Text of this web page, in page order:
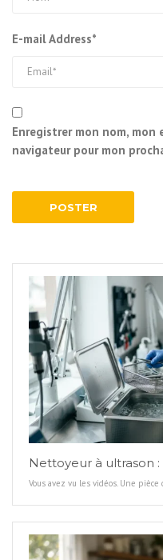
E-mail Address*
Enregistrer mon nom,
navigateur pour mon
Nettoyeur à ultrason
Vous avez vu les vidéos. Une pièce